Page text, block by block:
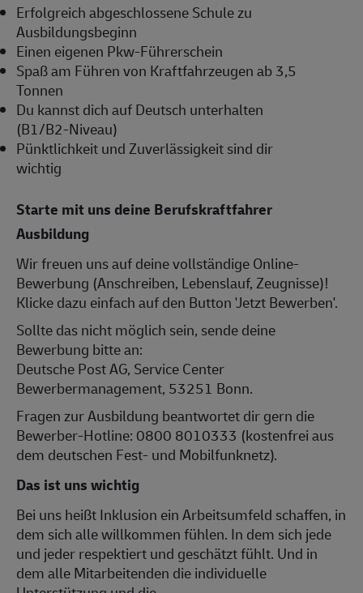
Erfolgreich abgeschlossene Schule zu
Ausbildungsbeginn
Einen eigenen Pkw-Führerschein
Spaß am Führen von Kraftfahrzeugen ab 3,5
Tonnen
Du kannst dich auf Deutsch unterhalten
(B1/B2-Niveau)
Pünktlichkeit und Zuverlässigkeit sind dir
wichtig
Starte mit uns deine Berufskraftfahrer
Ausbildung
Wir freuen uns auf deine vollständige Online-
Bewerbung (Anschreiben, Lebenslauf, Zeugnisse)!
Klicke dazu einfach auf den Button 'Jetzt Bewerben'.
Sollte das nicht möglich sein, sende deine
Bewerbung bitte an:
Deutsche Post AG, Service Center
Bewerbermanagement, 53251 Bonn.
Fragen zur Ausbildung beantwortet dir gern die
Bewerber-Hotline: 0800 8010333 (kostenfrei aus
dem deutschen Fest- und Mobilfunknetz).
Das ist uns wichtig
Bei uns heißt Inklusion ein Arbeitsumfeld schaffen, in
dem sich alle willkommen fühlen. In dem sich jede
und jeder respektiert und geschätzt fühlt. Und in
dem alle Mitarbeitenden die individuelle